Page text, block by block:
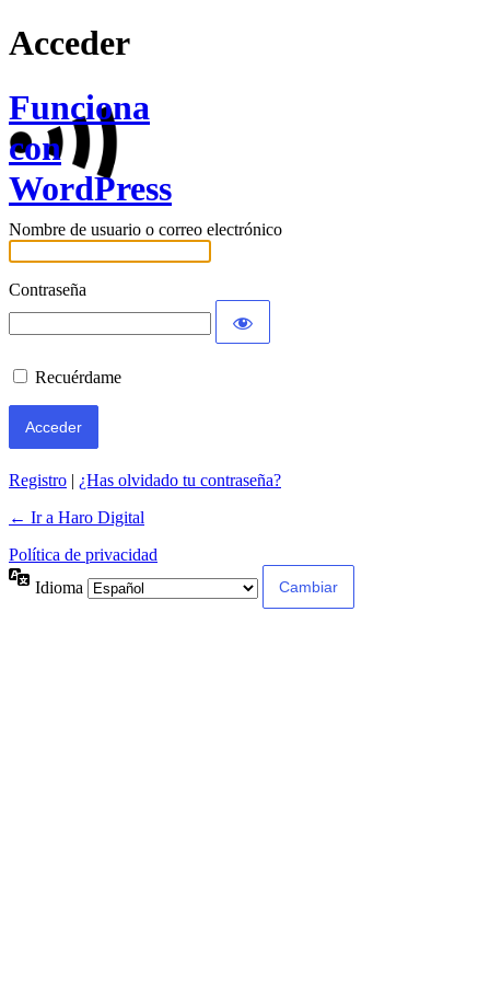
Acceder
Funciona
con
WordPress
Nombre de usuario o correo electrónico
Contraseña
Recuérdame
Registro | ¿Has olvidado tu contraseña?
← Ir a Haro Digital
Política de privacidad
Idioma